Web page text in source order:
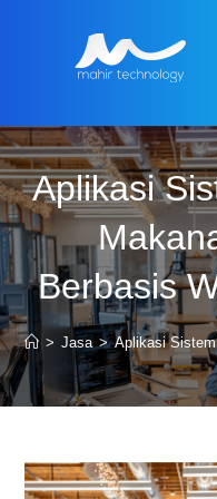
Aplikasi
Berbasis
> Jasa > Aplikasi